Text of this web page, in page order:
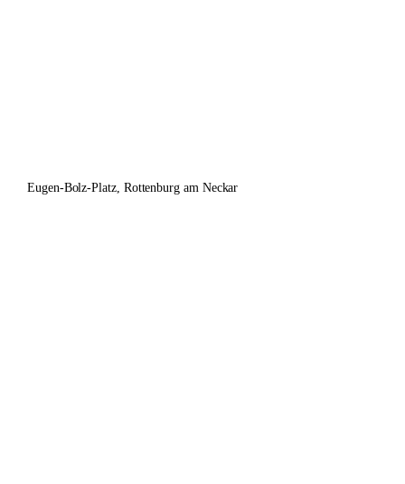
Eugen-Bolz-Platz, Rottenburg am Neckar